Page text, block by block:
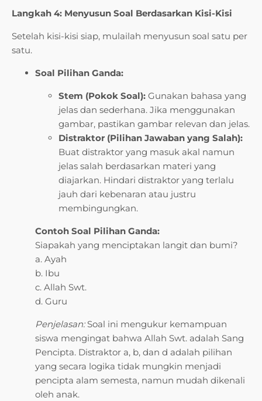
Langkah 4: Menyusun Soal Berdasarkan Kisi-Kisi
Setelah kisi-kisi siap, mulailah menyusun soal satu per
satu.
Soal Pilihan Ganda:
Stem (Pokok Soal): Gunakan bahasa yang
jelas dan sederhana. Jika menggunakan
gambar, pastikan gambar relevan dan jelas.
Distraktor (Pilihan Jawaban yang Salah):
Buat distraktor yang masuk akal namun
jelas salah berdasarkan materi yang
diajarkan. Hindari distraktor yang terlalu
jauh dari kebenaran atau justru
membingungkan.
Contoh Soal Pilihan Ganda:
Siapakah yang menciptakan langit dan bumi?
a. Ayah
b. Ibu
c. Allah Swt.
d. Guru
Penjelasan:Soal ini mengukur kemampuan
siswa mengingat bahwa Allah Swt. adalah Sang
Pencipta. Distraktor a, b, dan d adalah pilihan
yang secara logika tidak mungkin menjadi
pencipta alam semesta, namun mudah dikenali
oleh anak.